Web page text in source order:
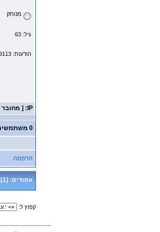
מנותק
גיל: 63
הודעות: 39113
0 משתמשים ו- 1 אורח נמצאים בנושא זה.
הדפסה
עמודים: [
1
]
קפוץ ל: